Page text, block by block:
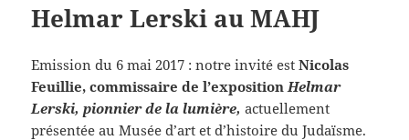
Helmar Lerski au MAHJ
Emission du 6 mai 2017 : notre invité estNicolas
Feuillie, commissaire de l’exposition Helmar
Lerski, pionnier de la lumière, actuellement
présentée au Musée d’art et d’histoire du Judaïsme.